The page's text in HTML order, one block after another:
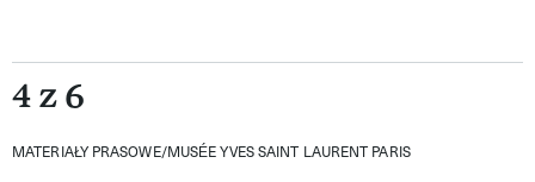
4 z 6
MATERIAŁY PRASOWE/MUSÉE YVES SAINT LAURENT PARIS